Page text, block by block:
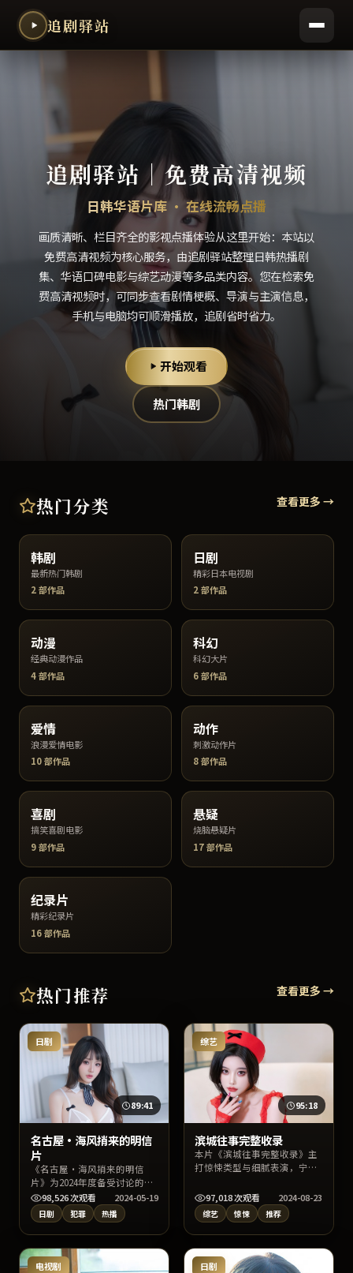
追剧驿站
追剧驿站 ｜免费高清视频
日韩华语片库 · 在线流畅点播
画质清晰、栏目齐全的影视点播体验从这里开始：本站以
免费高清视频为核心服务，由追剧驿站整理日韩热播剧
集、华语口碑电影与综艺动漫等多品类内容。您在检索免
费高清视频时，可同步查看剧情梗概、导演与主演信息，
手机与电脑均可顺滑播放，追剧省时省力。
开始观看
热门韩剧
热门分类 查看更多 →
韩剧
最新热门韩剧
2部作品
日剧
精彩日本电视剧
2部作品
动漫
经典动漫作品
4部作品
科幻
科幻大片
6部作品
爱情
浪漫爱情电影
10部作品
动作
刺激动作片
8部作品
喜剧
搞笑喜剧电影
9部作品
悬疑
烧脑悬疑片
17部作品
纪录片
精彩纪录片
16部作品
热门推荐 查看更多 →
日剧
89:41
名古屋·海风捎来的明信
片
《名古屋·海风捎来的明信
片》为2024年度备受讨论的日
本犯罪片，主演张子枫、宋慧
乔、木村拓哉与导演岩井俊二
的合作火花十足。影片在情节
反转与人物动机刻画上均有亮
点，适宜深夜沉浸式追剧或周
末家庭观影。
98,526次观看 2024-05-19
日剧 犯罪 热播
综艺
95:18
滨城往事完整收录
本片《滨城往事完整收录》主
打惊悚类型与细腻表演，宁浩
联合出演。剧情兼顾悬念与情
感温度，上线后适合通过片
名、导演或演员名检索找到高
清片源。
97,018次观看 2024-08-23
综艺 惊悚 推荐
电视剧 日剧